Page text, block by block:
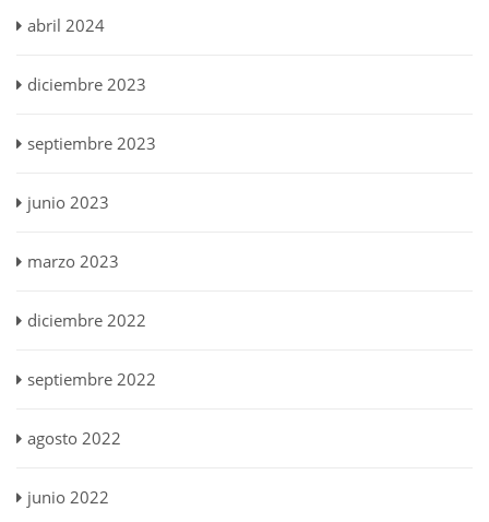
abril 2024
diciembre 2023
septiembre 2023
junio 2023
marzo 2023
diciembre 2022
septiembre 2022
agosto 2022
junio 2022